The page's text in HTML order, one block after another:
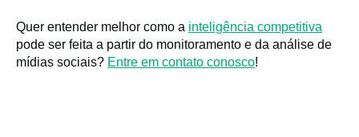
Quer entender melhor como a inteligência competitiva
pode ser feita a partir do monitoramento e da análise de
mídias sociais? Entre em contato conosco!